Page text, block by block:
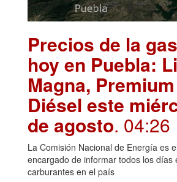
Precios de la
hoy en Puebla:
Magna,
Diésel este
de agosto. 04:26
La Comisión Nacional de Energía es
encargado de informar todos los días
carburantes en el país